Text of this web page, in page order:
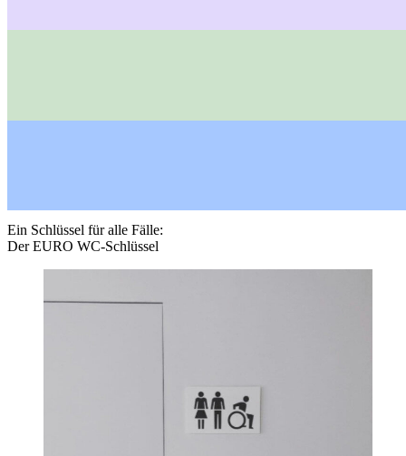
Ein Schlüssel für alle Fälle:
Der EURO WC-Schlüssel